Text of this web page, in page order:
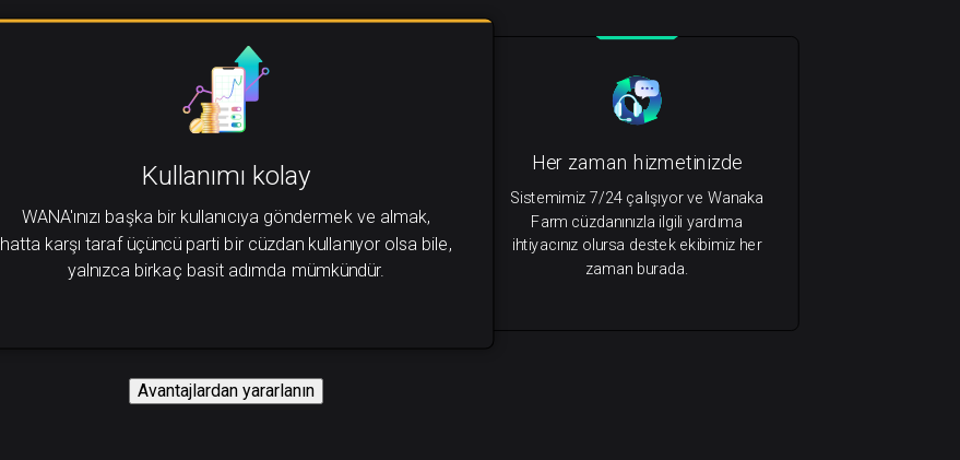
Kullanımı kolay
WANA'ınızı başka bir kullanıcıya göndermek ve almak,
hatta karşı taraf üçüncü parti bir cüzdan kullanıyor olsa bile,
yalnızca birkaç basit adımda mümkündür.
Her zaman hizmetinizde
Sistemimiz 7/24 çalışıyor ve Wanaka
Farm cüzdanınızla ilgili yardıma
ihtiyacınız olursa destek ekibimiz her
zaman burada.
Avantajlardan yararlanın